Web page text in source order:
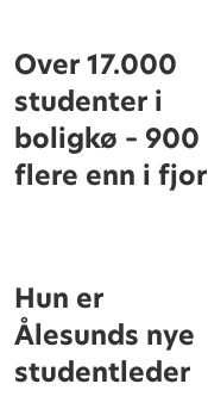
Over 17.000
studenter i
boligkø – 900
flere enn i fjor
Hun er
Ålesunds nye
studentleder